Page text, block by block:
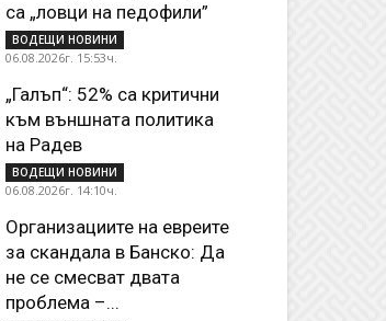
са „ловци на педофили”
ВОДЕЩИ НОВИНИ
06.08.2026г. 15:53ч.
„Галъп“: 52% са критични
към външната политика
на Радев
ВОДЕЩИ НОВИНИ
06.08.2026г. 14:10ч.
Организациите на евреите
за скандала в Банско: Да
не се смесват двата
проблема –...